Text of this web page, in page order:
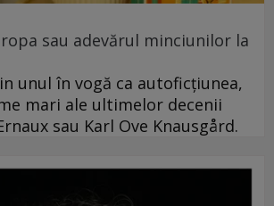
sau adevărul minciunilor la
unul în vogă ca autoficțiunea,
mari ale ultimelor decenii
sau Karl Ove Knausgård.